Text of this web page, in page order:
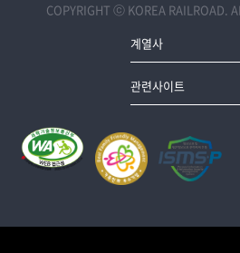
COPYRIGHT ⓒ KOREA RAILROAD.
계열사
관련사이트